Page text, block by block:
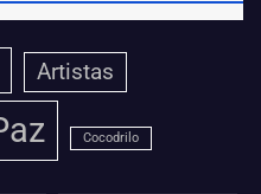
Artistas
Cocodrilo